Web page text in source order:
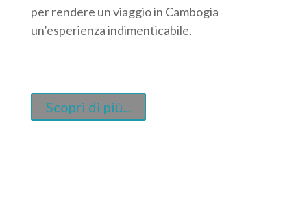
per rendere un viaggio in Cambogia
un’esperienza indimenticabile.
Scopri di più...